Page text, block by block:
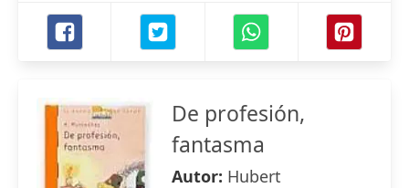
De profesión,
fantasma
Autor: Hubert